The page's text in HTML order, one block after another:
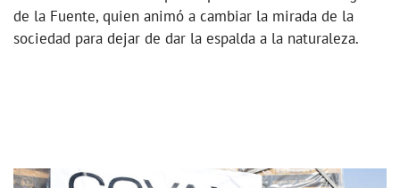
de la Fuente, quien animó a cambiar la mirada de la
sociedad para dejar de dar la espalda a la naturaleza.